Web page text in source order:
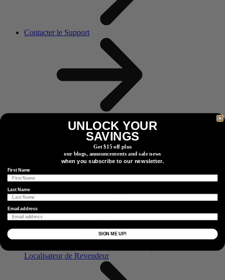
Contacter le Support
Plus
Trouver Un Revendeur
Localisateur de Revendeur
UNLOCK YOUR
SAVINGS
Get $15 off plus
our blogs, announcements and sale news
when you subscribe to our newsletter.
First Name
Last Name
Email address
SIGN ME UP!